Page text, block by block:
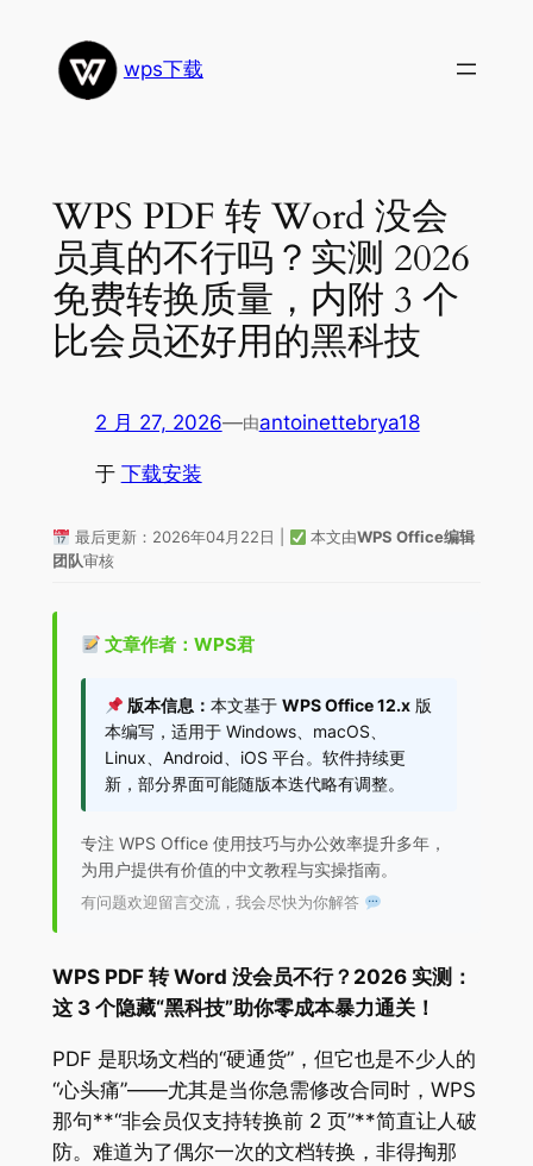
wps下载
WPS PDF 转 Word 没会
员真的不行吗？实测 2026
免费转换质量，内附 3 个
比会员还好用的黑科技
2 月 27, 2026—由antoinettebrya18
于 下载安装
最后更新：2026年04月22日 | 本文由WPS Office编辑
团队审核
文章作者：WPS君
版本信息： 本文基于 WPS Office 12.x版
本编写，适用于 Windows、macOS、
Linux、Android、iOS 平台。软件持续更
新，部分界面可能随版本迭代略有调整。
专注 WPS Office 使用技巧与办公效率提升多年，
为用户提供有价值的中文教程与实操指南。
有问题欢迎留言交流，我会尽快为你解答
WPS PDF 转 Word 没会员不行？2026 实测：
这 3 个隐藏“黑科技”助你零成本暴力通关！
PDF 是职场文档的“硬通货”，但它也是不少人的
“心头痛”——尤其是当你急需修改合同时，WPS
那句**“非会员仅支持转换前 2 页”**简直让人破
防。难道为了偶尔一次的文档转换，非得掏那